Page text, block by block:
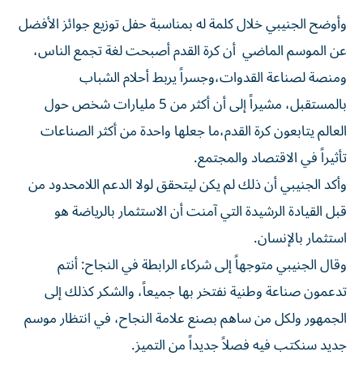
وأوضح الجنيبي خلال كلمة له بمناسبة حفل توزيع جوائز الأفضل
عن الموسم الماضي أن كرة القدم أصبحت لغة تجمع الناس،
ومنصة لصناعة القدوات،وجسراً يربط أحلام الشباب
بالمستقبل، مشيراً إلى أن أكثر من 5 مليارات شخص حول
العالم يتابعون كرة القدم،ما جعلها واحدة من أكثر الصناعات
تأثيراً في الاقتصاد والمجتمع.
وأكد الجنيبي أن ذلك لم يكن ليتحقق لولا الدعم اللامحدود من
قبل القيادة الرشيدة التي آمنت أن الاستثمار بالرياضة هو
استثمار بالإنسان.
وقال الجنيبي متوجهاً إلى شركاء الرابطة في النجاح: أنتم
تدعمون صناعة وطنية نفتخر بها جميعاً، والشكر كذلك إلى
الجمهور ولكل من ساهم بصنع علامة النجاح، في انتظار موسم
جديد سنكتب فيه فصلاً جديداً من التميز.